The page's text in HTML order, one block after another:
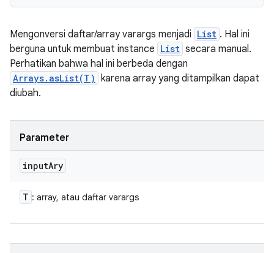
Mengonversi daftar/array varargs menjadi List . Hal ini
berguna untuk membuat instance List secara manual.
Perhatikan bahwa hal ini berbeda dengan
Arrays.asList(T) karena array yang ditampilkan dapat
diubah.
Parameter
inputAry
T : array, atau daftar varargs